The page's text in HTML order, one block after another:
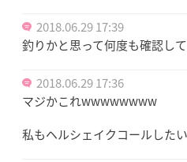
2018.06.29 17:39
釣りかと思って何度も確認し
2018.06.29 17:36
マジかこれwwwwwwww
私もヘルシェイクコールした